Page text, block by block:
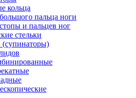
кольца
пальца ноги
и пальцев ног
стельки
(супинаторы)